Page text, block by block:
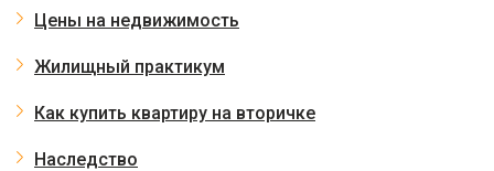
Цены на недвижимость
Жилищный практикум
Как купить квартиру на вторичке
Наследство